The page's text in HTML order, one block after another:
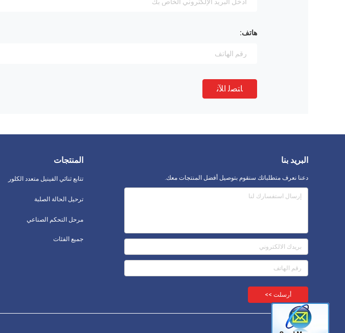
هاتف:
ﺎﺘﺼﻟ ﺍﻶﻧ
المنتجات
تتابع ثنائي الفينيل متعدد الكلور
ترحيل الحالة الصلبة
مرحل التحكم الصناعي
جميع الفئات
البريد بنا
دعنا نعرف متطلباتك سنقوم بتوصيل أفضل المنتجات معك.
أرسلت >>